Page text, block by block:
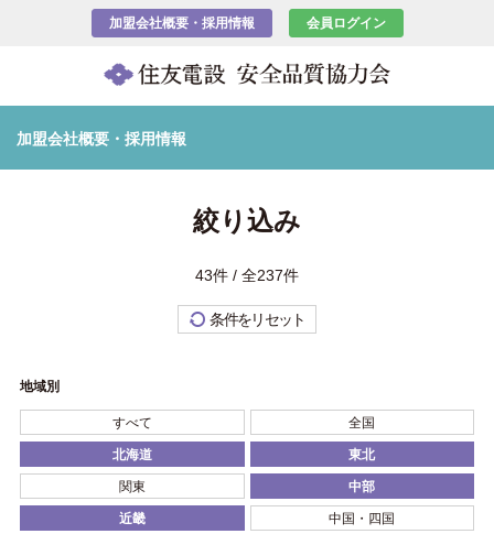
加盟会社概要・採用情報 会員ログイン
加盟会社概要・採用情報
絞り込み
43件 / 全237件
条件をリセット
地域別
すべて 全国
北海道 東北
関東 中部
近畿 中国・四国